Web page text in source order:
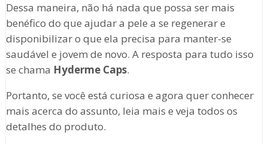
Dessa maneira, não há nada que possa ser mais
benéfico do que ajudar a pele a se regenerar e
disponibilizar o que ela precisa para manter-se
saudável e jovem de novo. A resposta para tudo isso
se chama Hyderme Caps.
Portanto, se você está curiosa e agora quer conhecer
mais acerca do assunto, leia mais e veja todos os
detalhes do produto.